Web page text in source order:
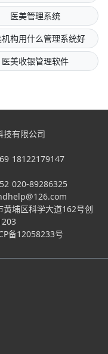
医美管理系统
机构用什么管理系统好
医美收银管理软件
技有限公司
18122179147
020-89286325
黄埔区科学大道162号创
备12058233号